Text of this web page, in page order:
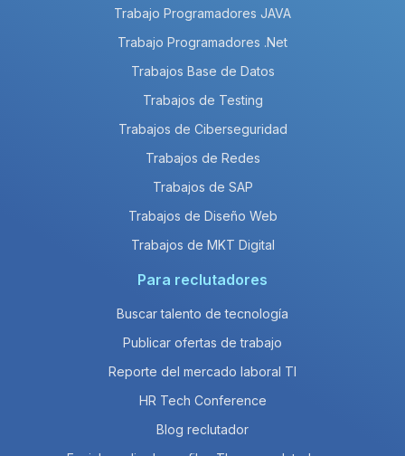
Trabajo Programadores JAVA
Trabajo Programadores .Net
Trabajos Base de Datos
Trabajos de Testing
Trabajos de Ciberseguridad
Trabajos de Redes
Trabajos de SAP
Trabajos de Diseño Web
Trabajos de MKT Digital
Para reclutadores
Buscar talento de tecnología
Publicar ofertas de trabajo
Reporte del mercado laboral TI
HR Tech Conference
Blog reclutador